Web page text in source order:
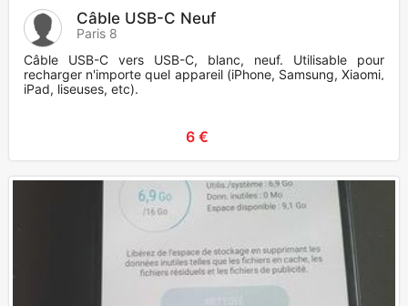
Câble USB-C Neuf
Paris 8
Câble USB-C vers USB-C, blanc, neuf. Utilisable pour
recharger n'importe quel appareil (iPhone, Samsung, Xiaomi,
iPad, liseuses, etc).
6 €